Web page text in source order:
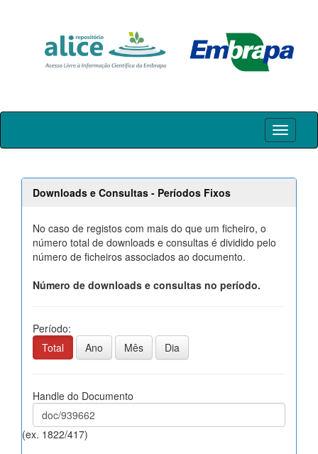
Skip
Downloads e Consultas - Períodos Fixos
No caso de registos com mais do que um ficheiro, o
número total de downloads e consultas é dividido pelo
número de ficheiros associados ao documento.
Número de downloads e consultas no período.
Período:
Total
Ano Mês Dia
Handle do Documento
(ex. 1822/417)